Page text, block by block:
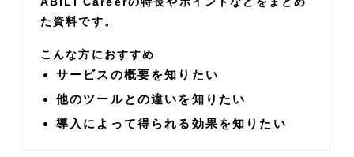
動画制作事例
できるをふやす研究所
た資料です。
こんな方におすすめ
サービスの概要を知りたい
他のツールとの違いを知りたい
導入によって得られる効果を知りたい